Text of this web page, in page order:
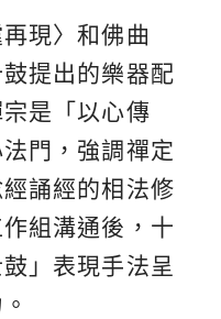
現〉和佛曲
鼓提出的樂器配
是「以心傳
門，強調禪定
誦經的相法修
組溝通後，十
」表現手法呈